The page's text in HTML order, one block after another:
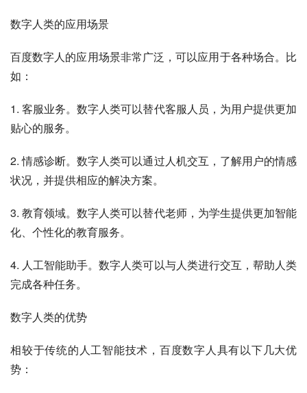
数字人类的应用场景
百度数字人的应用场景非常广泛，可以应用于各种场合。比
如：
1. 客服业务。数字人类可以替代客服人员，为用户提供更加
贴心的服务。
2. 情感诊断。数字人类可以通过人机交互，了解用户的情感
状况，并提供相应的解决方案。
3. 教育领域。数字人类可以替代老师，为学生提供更加智能
化、个性化的教育服务。
4. 人工智能助手。数字人类可以与人类进行交互，帮助人类
完成各种任务。
数字人类的优势
相较于传统的人工智能技术，百度数字人具有以下几大优
势：